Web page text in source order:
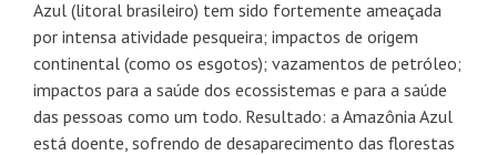
Azul (litoral brasileiro) tem sido fortemente ameaçada
por intensa atividade pesqueira; impactos de origem
continental (como os esgotos); vazamentos de petróleo;
impactos para a saúde dos ecossistemas e para a saúde
das pessoas como um todo. Resultado: a Amazônia Azul
está doente, sofrendo de desaparecimento das florestas